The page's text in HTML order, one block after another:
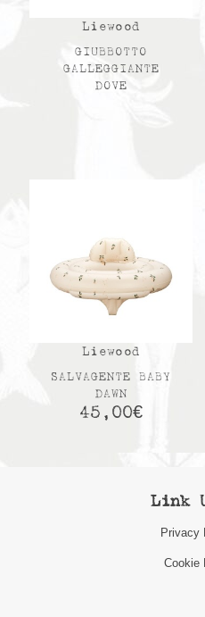
Liewood
GIUBBOTTO
GALLEGGIANTE
DOVE
Liewood
SALVAGENTE BABY
DAWN
45,00€
Link
Privacy
Cookie